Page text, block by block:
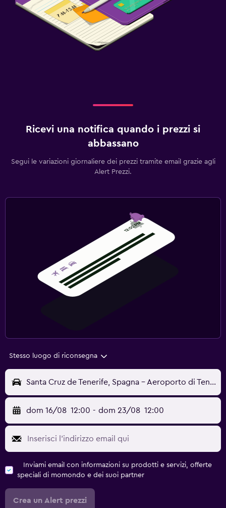
Ricevi una notifica quando i prezzi si
abbassano
Segui le variazioni giornaliere dei prezzi tramite email grazie agli
Alert Prezzi.
Stesso luogo di riconsegna
Santa Cruz de Tenerife, Spagna - Aeroporto di Tenerife-Nord (TFN)
dom 16/08 12:00 - dom 23/08 12:00
Inviami email con informazioni su prodotti e servizi, offerte
speciali di momondo e dei suoi partner
Crea un Alert prezzi